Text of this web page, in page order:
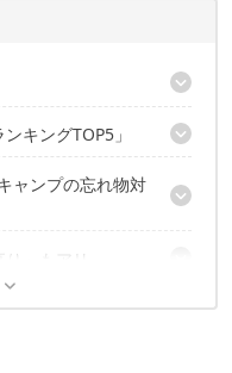
パーに聞いてみた
キングTOP5」
ャンプの忘れ物対
ッズ」を用意
モ
て行くリスト」を貼る
」もアリ